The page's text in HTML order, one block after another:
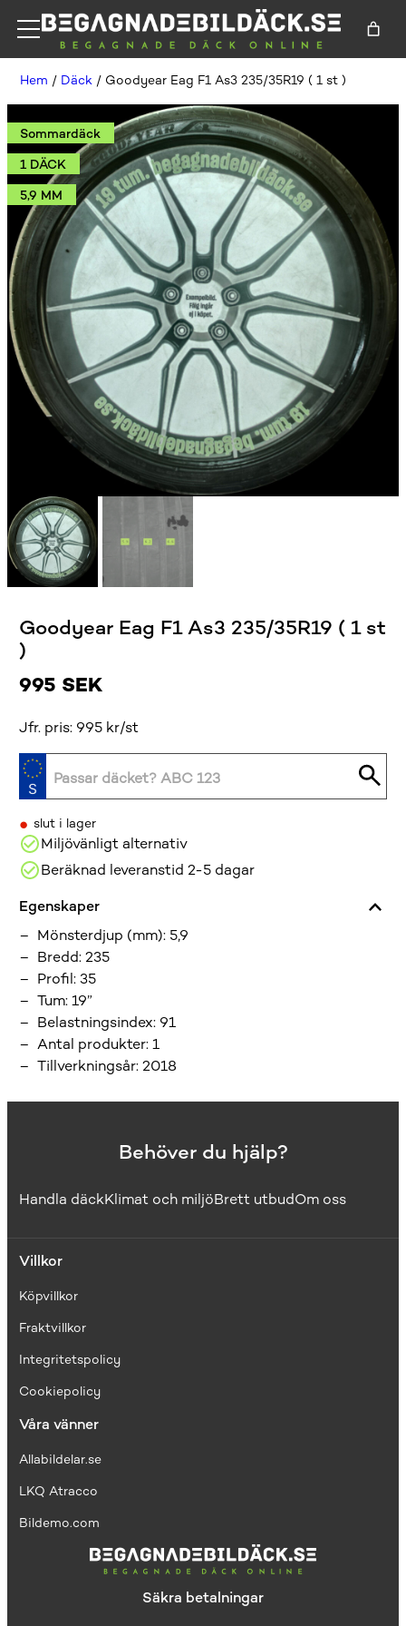
Hem / Däck / Goodyear Eag F1 As3 235/35R19 ( 1 st )
Sommardäck
1 DÄCK
5,9 MM
Goodyear Eag F1 As3 235/35R19 ( 1 st
)
995 SEK
Jfr. pris: 995 kr/st
• slut i lager
Miljövänligt alternativ
Beräknad leveranstid 2-5 dagar
Egenskaper
Mönsterdjup (mm): 5,9
Bredd:235
Profil:35
Tum:19”
Belastningsindex: 91
Antal produkter:1
Tillverkningsår:2018
Behöver du hjälp?
Handla däckKlimat och miljöBrett utbudOm oss
Villkor
Köpvillkor
Fraktvillkor
Integritetspolicy
Cookiepolicy
Våra vänner
Allabildelar.se
LKQ Atracco
Bildemo.com
Säkra betalningar